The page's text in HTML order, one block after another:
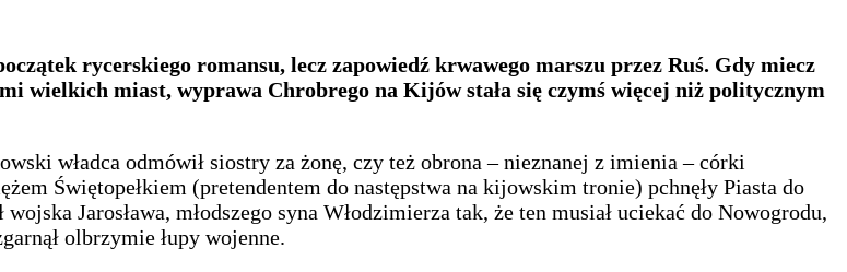
rycerskiego romansu, lecz zapowiedź krwawego marszu przez Ruś. Gdy miecz
wielkich miast, wyprawa Chrobrego na Kijów stała się czymś więcej niż politycznym
władca odmówił siostry za żonę, czy też obrona – nieznanej z imienia – córki
Świętopełkiem (pretendentem do następstwa na kijowskim tronie) pchnęły Piasta do
wojska Jarosława, młodszego syna Włodzimierza tak, że ten musiał uciekać do Nowogrodu,
olbrzymie łupy wojenne.